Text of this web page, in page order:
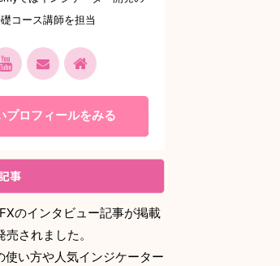
コース講師を担当
プロフィールをみる
事
のインタビュー記事が掲載
されました。
い方や人気インジケーター